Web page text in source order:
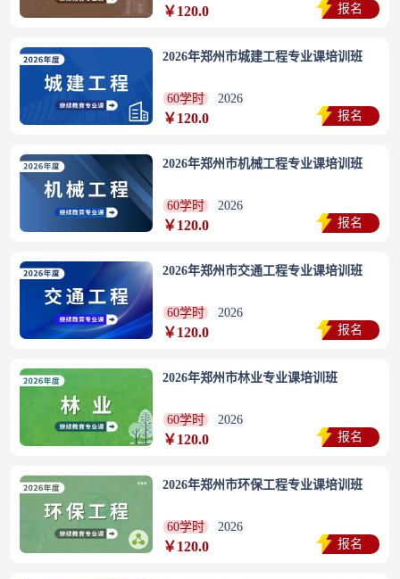
￥120.0 报名
2026年郑州市城建工程专业课培训班
60学时 2026
￥120.0 报名
2026年郑州市机械工程专业课培训班
60学时 2026
￥120.0 报名
2026年郑州市交通工程专业课培训班
60学时 2026
￥120.0 报名
2026年郑州市林业专业课培训班
60学时 2026
￥120.0 报名
2026年郑州市环保工程专业课培训班
60学时 2026
￥120.0 报名